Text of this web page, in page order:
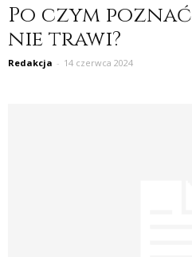
Po czym
nie trawi?
Redakcja - 14 czerwca 2024